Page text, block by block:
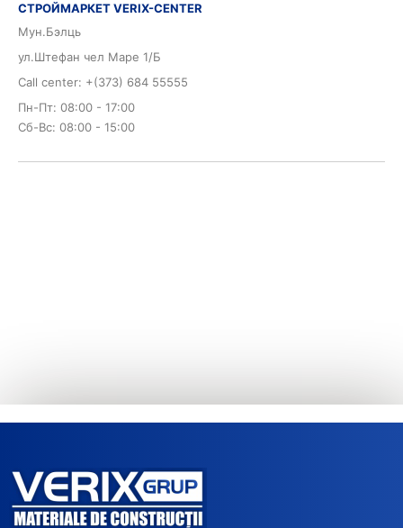
СТРОЙМАРКЕТ VERIX-CENTER
Мун.Бэлць
ул.Штефан чел Маре 1/Б
Call center: +(373) 684 55555
Пн-Пт: 08:00 - 17:00
Сб-Вс: 08:00 - 15:00